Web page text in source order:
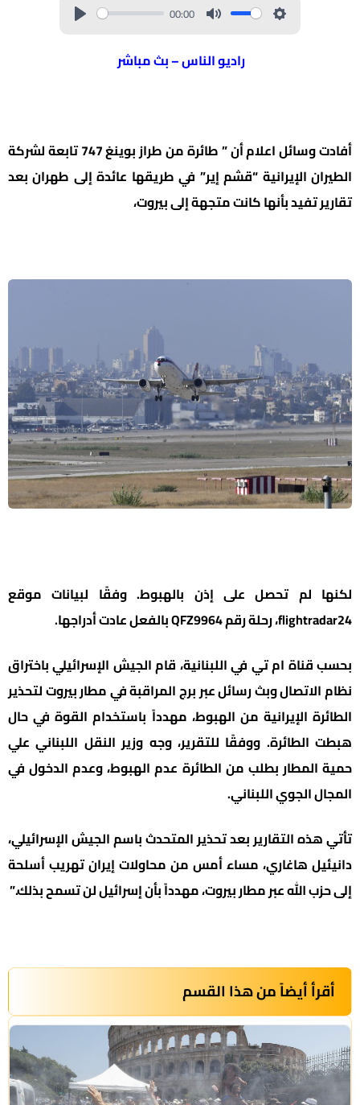
00:00
راديو الناس – بث مباشر
أفادت وسائل اعلام أن ” طائرة من طراز بوينغ 747 تابعة لشركة
الطيران الإيرانية “قشم إير” في طريقها عائدة إلى طهران بعد
تقارير تفيد بأنها كانت متجهة إلى بيروت،
لكنها لم تحصل على إذن بالهبوط. وفقًا لبيانات موقع
flightradar24، رحلة رقم QFZ9964 بالفعل عادت أدراجها.
بحسب قناة ام تي في اللبنانية، قام الجيش الإسرائيلي باختراق
نظام الاتصال وبث رسائل عبر برج المراقبة في مطار بيروت لتحذير
الطائرة الإيرانية من الهبوط، مهدداً باستخدام القوة في حال
هبطت الطائرة. ووفقًا للتقرير، وجه وزير النقل اللبناني علي
حمية المطار بطلب من الطائرة عدم الهبوط، وعدم الدخول في
المجال الجوي اللبناني.
تأتي هذه التقارير بعد تحذير المتحدث باسم الجيش الإسرائيلي،
دانيئيل هاغاري، مساء أمس من محاولات إيران تهريب أسلحة
إلى حزب الله عبر مطار بيروت، مهدداً بأن إسرائيل لن تسمح بذلك.”
أقرأ أيضاً من هذا القسم